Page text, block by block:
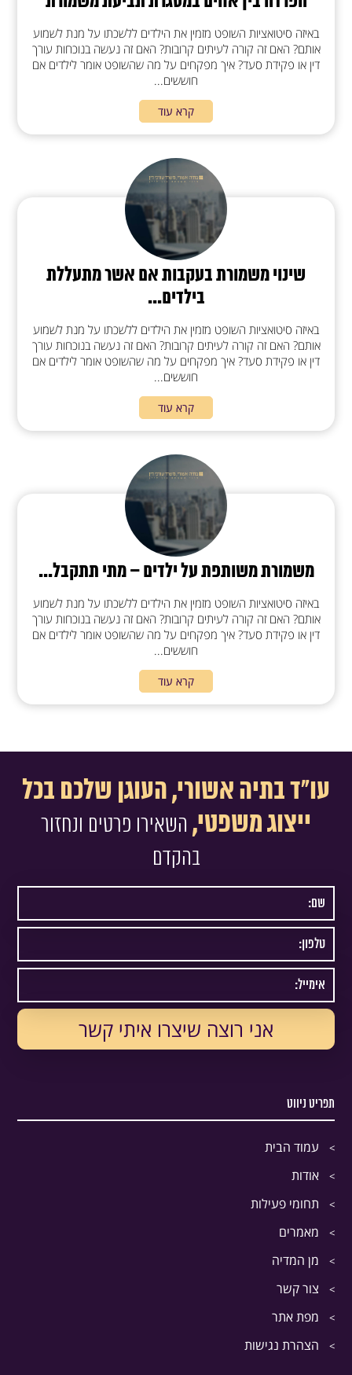
באיזה סיטואציות השופט מזמין את הילדים ללשכתו על מנת לשמוע
אותם? האם זה קורה לעיתים קרובות? האם זה נעשה בנוכחות עורך
דין או פקידת סעד? איך מפקחים על מה שהשופט אומר לילדים אם
חוששים...
קרא עוד
שינוי משמורת בעקבות אם אשר מתעללת
בילדים...
באיזה סיטואציות השופט מזמין את הילדים ללשכתו על מנת לשמוע
אותם? האם זה קורה לעיתים קרובות? האם זה נעשה בנוכחות עורך
דין או פקידת סעד? איך מפקחים על מה שהשופט אומר לילדים אם
חוששים...
קרא עוד
משמורת משותפת על ילדים – מתי תתקבל...
באיזה סיטואציות השופט מזמין את הילדים ללשכתו על מנת לשמוע
אותם? האם זה קורה לעיתים קרובות? האם זה נעשה בנוכחות עורך
דין או פקידת סעד? איך מפקחים על מה שהשופט אומר לילדים אם
חוששים...
קרא עוד
עו"ד בתיה אשורי, העוגן שלכם בכל
ייצוג משפטי, השאירו פרטים ונחזור
בהקדם
תפריט ניווט
עמוד הבית
אודות
תחומי פעילות
מאמרים
מן המדיה
צור קשר
מפת אתר
הצהרת נגישות